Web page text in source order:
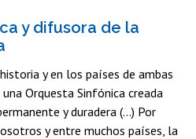
y difusora de la
y en los países de ambas
Orquesta Sinfónica creada
y duradera (...) Por
y entre muchos países, la